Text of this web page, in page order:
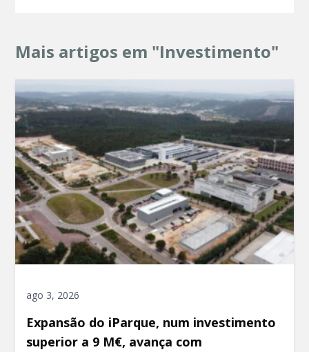
Mais artigos em "Investimento"
ago 3, 2026
Expansão do iParque, num investimento
superior a 9 M€, avança com